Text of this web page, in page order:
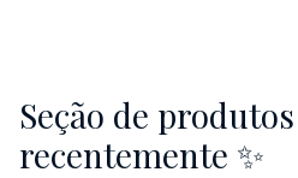
Seção de
recentemente ✨